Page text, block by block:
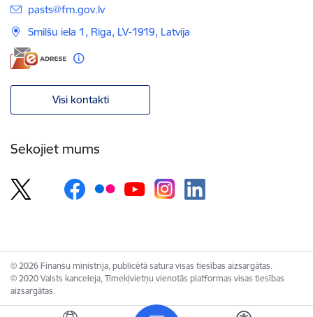
E-pasts:
pasts@fm.gov.lv
Smilšu iela 1, Rīga, LV-1919, Latvija
Visi kontakti
Sekojiet mums
© 2026 Finanšu ministrija, publicētā satura visas tiesības aizsargātas.
© 2020 Valsts kanceleja, Tīmekļvietņu vienotās platformas visas tiesības
aizsargātas.